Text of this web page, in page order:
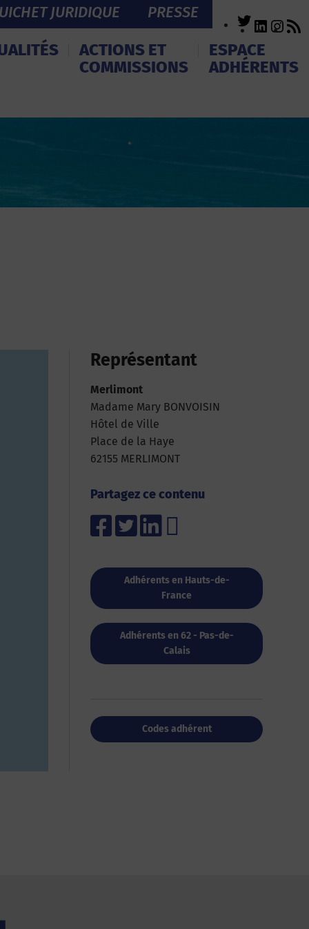
JURIDIQUE PRESSE Twitter
ACTIONS ET
COMMISSIONS
ESPACE
ADHÉRENTS
Représentant
Merlimont
Madame Mary BONVOISIN
Hôtel de Ville
Place de la Haye
62155 MERLIMONT
Partagez ce contenu
Adhérents en Hauts-de-
France
Adhérents en 62 - Pas-de-
Calais
Codes adhérent